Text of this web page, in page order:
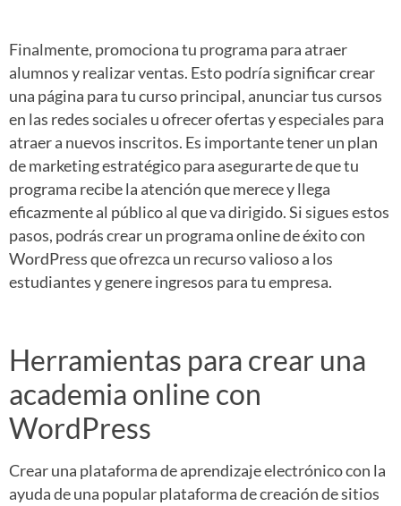
Finalmente, promociona tu programa para atraer
alumnos y realizar ventas. Esto podría significar crear
una página para tu curso principal, anunciar tus cursos
en las redes sociales u ofrecer ofertas y especiales para
atraer a nuevos inscritos. Es importante tener un plan
de marketing estratégico para asegurarte de que tu
programa recibe la atención que merece y llega
eficazmente al público al que va dirigido. Si sigues estos
pasos, podrás crear un programa online de éxito con
WordPress que ofrezca un recurso valioso a los
estudiantes y genere ingresos para tu empresa.
Herramientas para crear una
academia online con
WordPress
Crear una plataforma de aprendizaje electrónico con la
ayuda de una popular plataforma de creación de sitios